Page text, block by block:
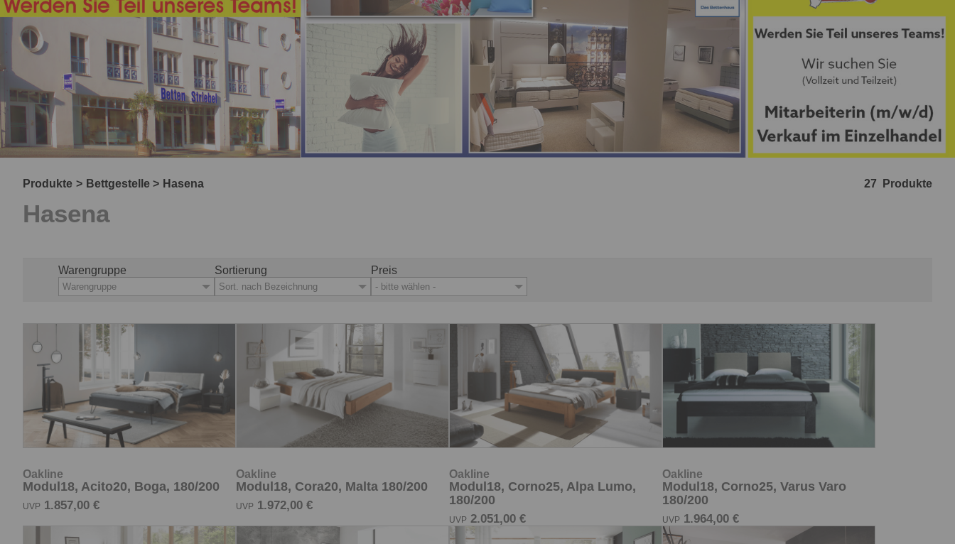
Produkte Bettgestelle Hasena 27 Produkte
Hasena
Warengruppe
Warengruppe
Sortierung
Sort. nach Bezeichnung
Preis
- bitte wählen -
Oakline
Modul18, Acito20, Boga, 180/200
UVP 1.857,00 €
Oakline
Modul18, Cora20, Malta 180/200
UVP 1.972,00 €
Oakline
Modul18, Corno25, Alpa Lumo,
180/200
UVP 2.051,00 €
Oakline
Modul18, Corno25, Varus Varo
180/200
UVP 1.964,00 €